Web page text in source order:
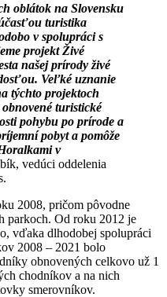
oblátok na Slovensku
turistika
v spolupráci s
projekt Živé
našej prírody živé
Veľké uznanie
týchto projektoch
turistické
pohybu po prírode a
pobyt a pomôže
v
vedúci oddelenia
2008, pričom pôvodne
parkoch. Od roku 2012 je
vďaka dlhodobej spolupráci
2008 – 2021 bolo
obnovených celkovo už 1
chodníkov a na nich
smerovníkov.